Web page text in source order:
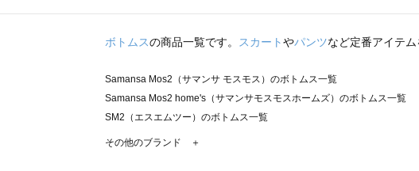
ボトムスの商品一覧です。 スカートやパンツなど定番アイテ
Samansa Mos2（サマンサ モスモス）のボトムス一覧
Samansa Mos2 home's（サマンサモスモスホームズ）のボトムス一覧
SM2（エスエムツー）のボトムス一覧
TSUHARU by Samansa Mos2（ツハルバイサマンサモスモス）のボトム
その他のブランド ＋